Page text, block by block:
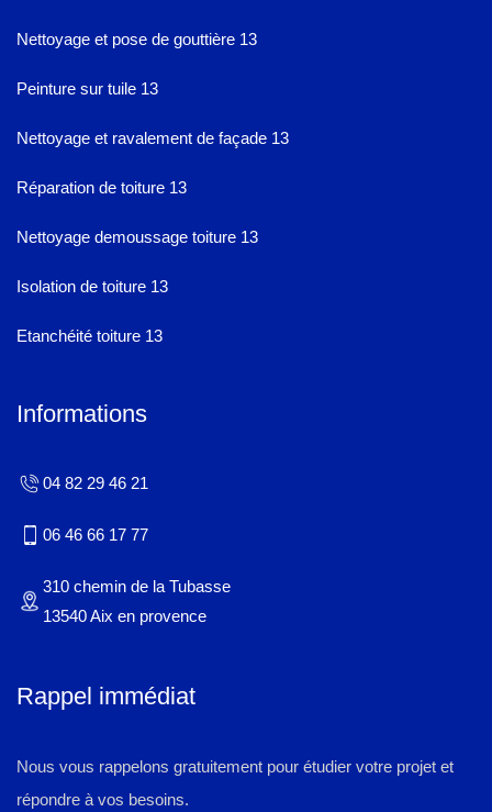
Nettoyage et pose de gouttière 13
Peinture sur tuile 13
Nettoyage et ravalement de façade 13
Réparation de toiture 13
Nettoyage demoussage toiture 13
Isolation de toiture 13
Etanchéité toiture 13
Informations
04 82 29 46 21
06 46 66 17 77
310 chemin de la Tubasse
13540 Aix en provence
Rappel immédiat
Nous vous rappelons gratuitement pour étudier votre projet et
répondre à vos besoins.